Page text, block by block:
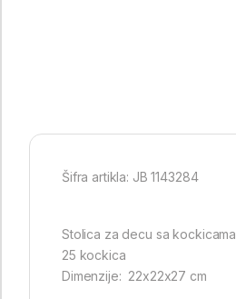
Šifra artikla: JB 1143284
Stolica za decu sa kockicama
25 kockica
Dimenzije: 22x22x27 cm